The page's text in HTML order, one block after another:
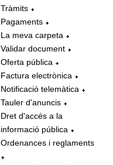
Tràmits
Pagaments
La meva carpeta
Validar document
Oferta pública
Factura electrònica
Notificació telemàtica
Tauler d'anuncis
Dret d'accés a la
informació pública
Ordenances i reglaments